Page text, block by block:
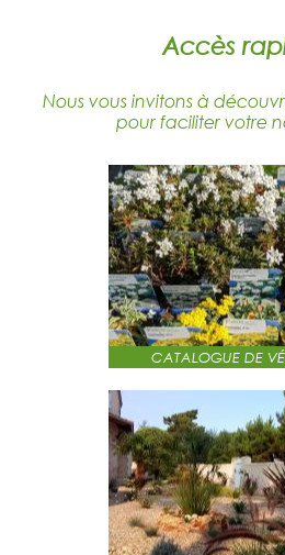
Accès
Nous vous invitons à
pour faciliter votre
CATALOGUE DE